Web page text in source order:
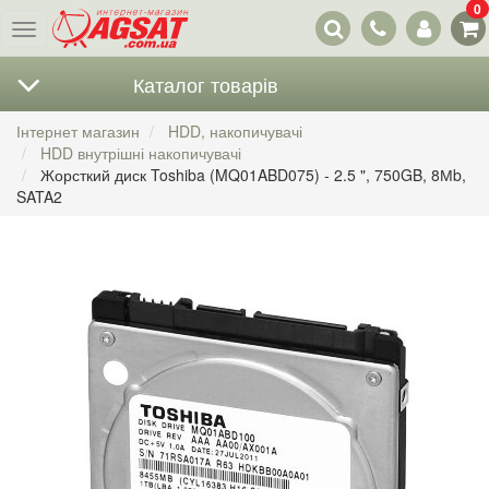
Меню
Наші
контакти
0
Каталог товарів
Інтернет магазин
HDD, накопичувачі
HDD внутрішні накопичувачі
Жорсткий диск Toshiba (MQ01ABD075) - 2.5 ", 750GB, 8Мb,
SATA2